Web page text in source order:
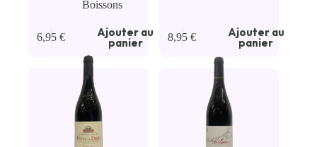
Boissons
6,95€ Ajouter au
panier 8,95€ Ajouter au
panier